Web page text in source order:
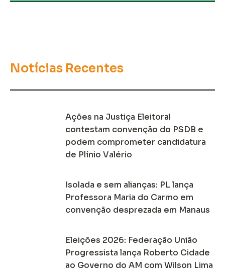
Notícias Recentes
Ações na Justiça Eleitoral
contestam convenção do PSDB e
podem comprometer candidatura
de Plínio Valério
Isolada e sem alianças: PL lança
Professora Maria do Carmo em
convenção desprezada em Manaus
Eleições 2026: Federação União
Progressista lança Roberto Cidade
ao Governo do AM com Wilson Lima